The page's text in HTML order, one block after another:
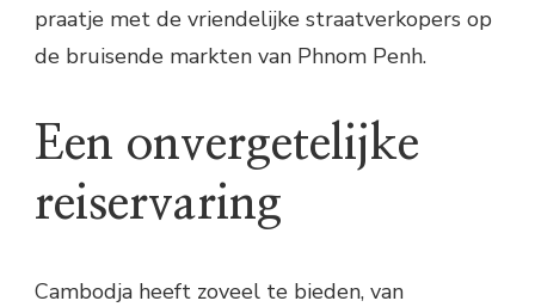
praatje met de vriendelijke straatverkopers op
de bruisende markten van Phnom Penh.
Een onvergetelijke
reiservaring
Cambodja heeft zoveel te bieden, van